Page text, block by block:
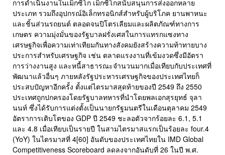
การดำเนินงานในเม็กซิโก เม็กซิโกสนับสนุนการส่งออกหลาย
ประเภท รวมถึงอุปกรณ์อิเล็กทรอนิกส์สำหรับผู้บริโภค ยานพาหนะ
และชิ้นส่วนรถยนต์ ตลอดจนปิโตรเลียมและผลิตภัณฑ์ทางการ
เกษตร ความมุ่งมั่นของรัฐบาลฝรั่งเศสในการแทรกแซงทาง
เศรษฐกิจเพื่อความเท่าเทียมกันทางสังคมยังสร้างความท้าทายบาง
ประการสำหรับเศรษฐกิจ เช่น ตลาดแรงงานที่เข้มงวดซึ่งมีอัตรา
การว่างงานสูง และหนี้สาธารณะจำนวนมากเมื่อเทียบกับประเทศที่
พัฒนาแล้วอื่นๆ ภายหลังรัฐประหารเศรษฐกิจของประเทศไทยก็
ประสบปัญหาอีกครั้ง ตั้งแต่ไตรมาสสุดท้ายของปี 2549 ถึง 2550
ประเทศถูกปกครองโดยรัฐบาลทหารที่นำโดยพลเอกสุรยุทธ์ จุลา
นนท์ ซึ่งได้รับการแต่งตั้งเป็นนายกรัฐมนตรีในเดือนตุลาคม 2549
อัตราการเติบโตของ GDP ปี 2549 ชะลอตัวจากร้อยละ 6.1, 5.1
และ 4.8 เมื่อเทียบเป็นรายปี ในสามไตรมาสแรกเป็นร้อยละ four.4
(YoY) ในไตรมาสที่ 4[60] อันดับของประเทศไทยใน IMD Global
Competitiveness Scoreboard ลดลงจากอันดับที่ 26 ในปี พ.ศ.